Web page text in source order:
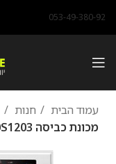
053-49-380-92
עמוד הבית חנות
מכונת כביסה Midea MFN70S1203 ‏7 ‏ק”ג